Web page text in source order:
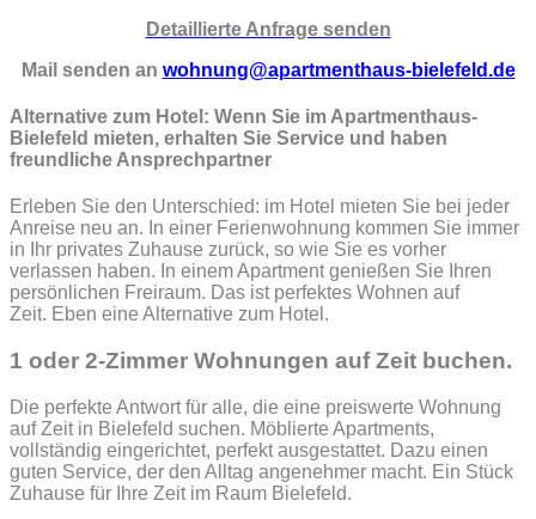
Detaillierte Anfrage senden
Mail senden an wohnung@apartmenthaus-bielefeld.de
Alternative zum Hotel: Wenn Sie im Apartmenthaus-
Bielefeld mieten, erhalten Sie Service und haben
freundliche Ansprechpartner
Erleben Sie den Unterschied: im Hotel mieten Sie bei jeder
Anreise neu an. In einer Ferienwohnung kommen Sie immer
in Ihr privates Zuhause zurück, so wie Sie es vorher
verlassen haben. In einem Apartment genießen Sie Ihren
persönlichen Freiraum. Das ist perfektes Wohnen auf
Zeit. Eben eine Alternative zum Hotel.
1 oder 2-Zimmer Wohnungen auf Zeit buchen.
Die perfekte Antwort für alle, die eine preiswerte Wohnung
auf Zeit in Bielefeld suchen. Möblierte Apartments,
vollständig eingerichtet, perfekt ausgestattet. Dazu einen
guten Service, der den Alltag angenehmer macht. Ein Stück
Zuhause für Ihre Zeit im Raum Bielefeld.